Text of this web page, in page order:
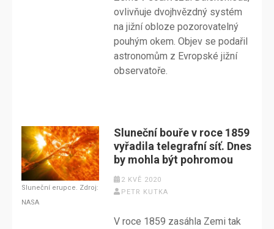
ovlivňuje dvojhvězdný systém
na jižní obloze pozorovatelný
pouhým okem. Objev se podařil
astronomům z Evropské jižní
observatoře.
Sluneční erupce. Zdroj:
NASA
Sluneční bouře v roce 1859
vyřadila telegrafní síť. Dnes
by mohla být pohromou
2 KVĚ 2020
PETR KUTKA
V roce 1859 zasáhla Zemi tak